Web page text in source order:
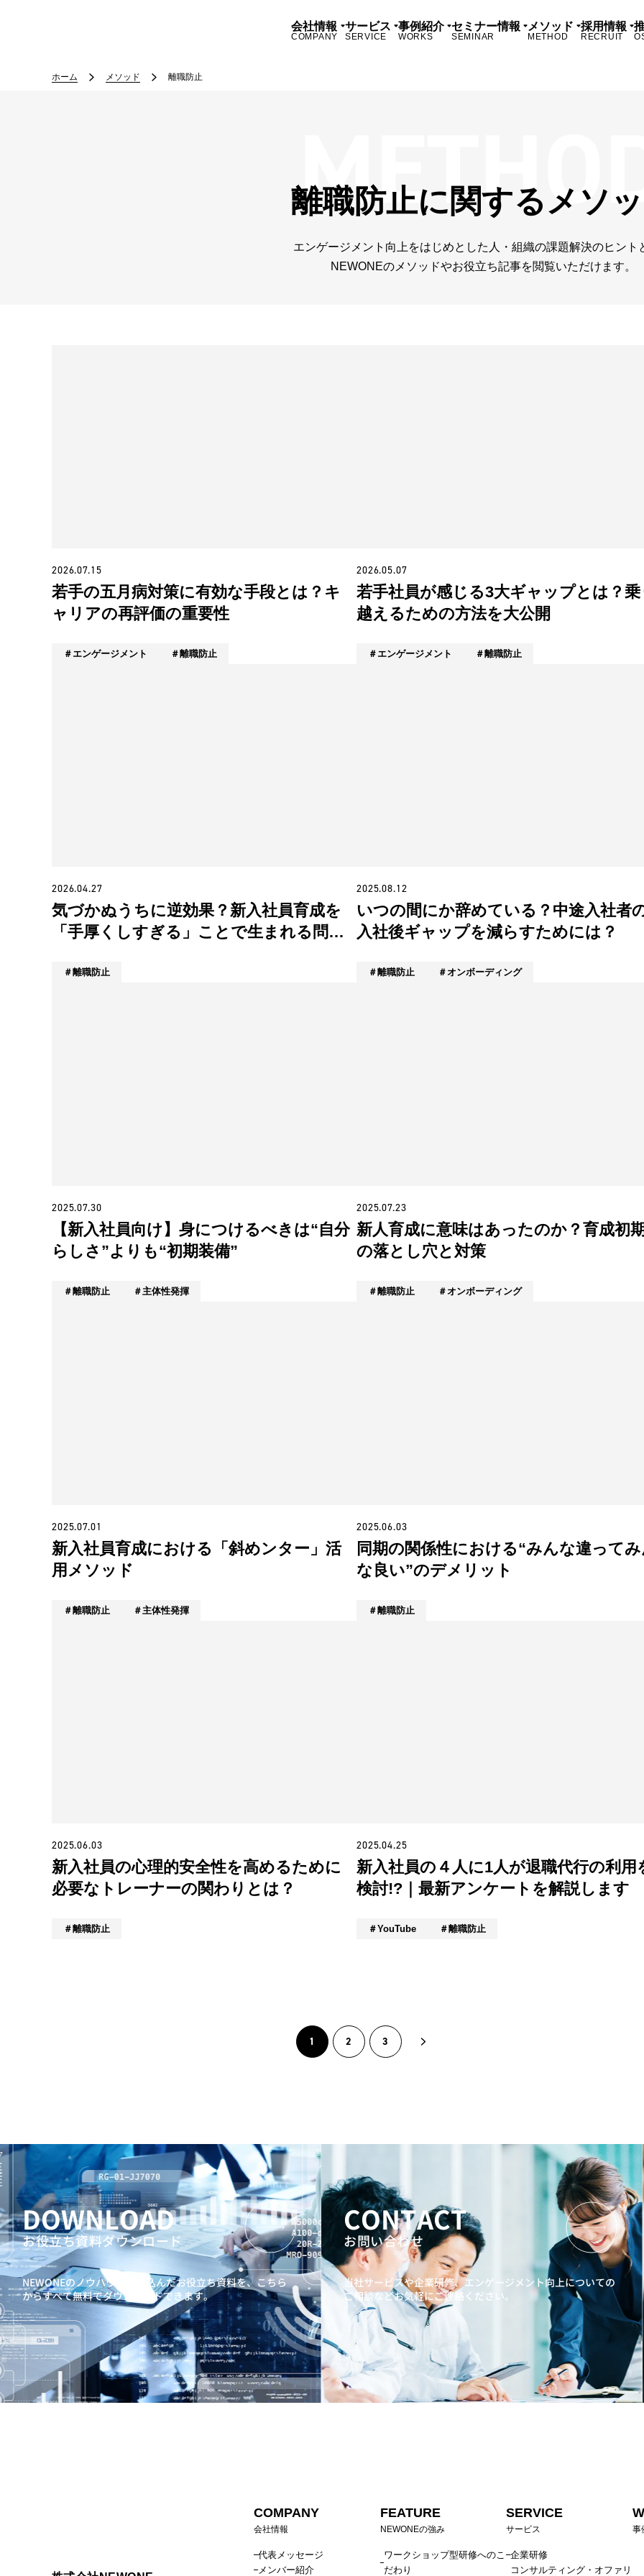
会社情報
COMPANY
サービス
SERVICE
事例紹介
WORKS
セミナー情報
SEMINAR
メソッド
METHOD
採用情報
RECRUIT
ホーム メソッド 離職防止
離職防止に関するメソ
エンゲージメント向上をはじめとした人・組織の課題解決のヒント
NEWONEのメソッドやお役立ち記事を閲覧いただけます。
2026.07.15
若手の五月病対策に有効な手段とは？キ
ャリアの再評価の重要性
エンゲージメント 離職防止
2026.05.07
若手社員が感じる3大ギャップとは？
越えるための方法を大公開
エンゲージメント 離職防止
2026.04.27
気づかぬうちに逆効果？新入社員育成を
「手厚くしすぎる」ことで生まれる問題
離職防止
2025.08.12
いつの間にか辞めている？中途入社者
入社後ギャップを減らすためには？
離職防止 オンボーディング
2025.07.30
【新入社員向け】身につけるべきは“自分
らしさ”よりも“初期装備”
離職防止 主体性発揮
2025.07.23
新人育成に意味はあったのか？育成初
の落とし穴と対策
離職防止 オンボーディング
2025.07.01
新入社員育成における「斜めンター」活
用メソッド
離職防止 主体性発揮
2025.06.03
同期の関係性における“みんな違って
な良い”のデメリット
離職防止
2025.06.03
新入社員の心理的安全性を高めるために
必要なトレーナーの関わりとは？
離職防止
2025.04.25
新入社員の４人に1人が退職代行の利用
検討!?｜最新アンケートを解説します
YouTube 離職防止
1 2 3
DOWNLOAD
お役立ち資料ダウンロード
NEWONEのノウハウを詰め込んだお役立ち資料を、 こちら
からすべて無料でダウンロードできます。
CONTACT
お問い合わせ
当社サービスや企業研修、エンゲージメント向上についての
ご相談などお気軽にご連絡ください。
COMPANY
会社情報
代表メッセージ
メンバー紹介
FEATURE
NEWONEの強み
ワークショップ型研修へのこ
だわり
SERVICE
サービス
企業研修
コンサルティング・オファリ
事